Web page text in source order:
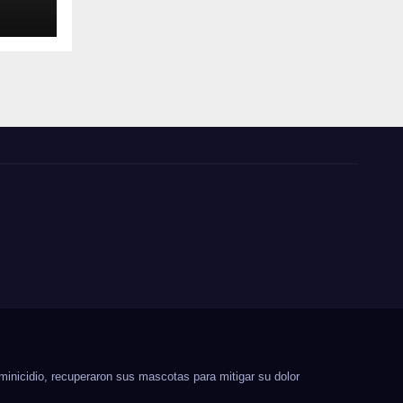
recuperaron sus mascotas para mitigar su dolor